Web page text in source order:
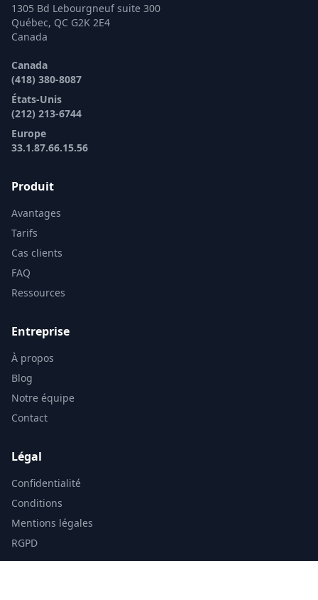
1305 Bd Lebourgneuf suite 300
Québec, QC G2K 2E4
Canada
Canada
(418) 380-8087
États-Unis
(212) 213-6744
Europe
33.1.87.66.15.56
Produit
Avantages
Tarifs
Cas clients
FAQ
Ressources
Entreprise
À propos
Blog
Notre équipe
Contact
Légal
Confidentialité
Conditions
Mentions légales
RGPD